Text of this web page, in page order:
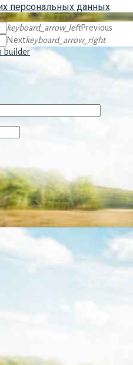
персональных данных.
keyboard_arrow_leftPrevious
Nextkeyboard_arrow_right
builder